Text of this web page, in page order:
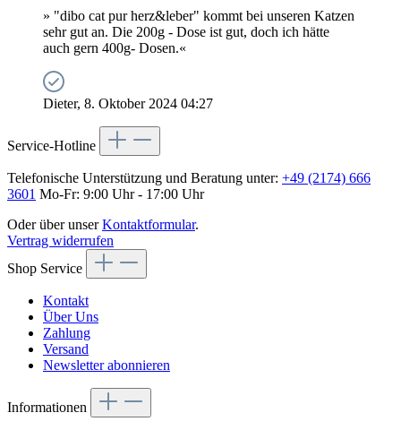
» "dibo cat pur herz&leber" kommt bei unseren Katzen
sehr gut an. Die 200g - Dose ist gut, doch ich hätte
auch gern 400g- Dosen.«
Dieter, 8. Oktober 2024 04:27
Service-Hotline
Telefonische Unterstützung und Beratung unter: +49 (2174) 666
3601 Mo-Fr: 9:00 Uhr - 17:00 Uhr
Oder über unserKontaktformular.
Vertrag widerrufen
Shop Service
Kontakt
Über Uns
Zahlung
Versand
Newsletter abonnieren
Informationen